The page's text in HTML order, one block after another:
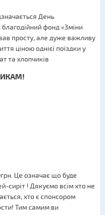
День
фонд «Зміни
просту, але дуже важливу
ціною однієї поїздки у
та хлопчиків
Це означає що буде
сиріт ! Дякуємо всім хто не
хто є спонсором
Тим самим ви